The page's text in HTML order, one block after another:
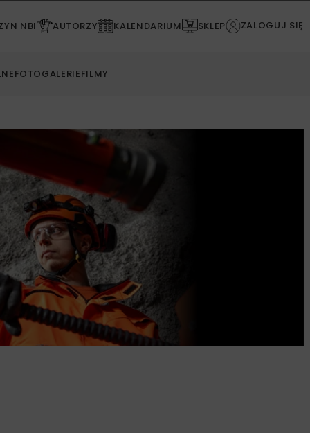
NBI AUTORZY KALENDARIUM SKLEP ZALOGUJ SIĘ
FOTOGALERIEFILMY